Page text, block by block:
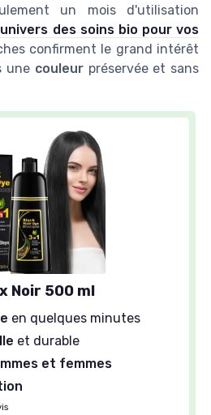
un mois d'utilisation
des soins bio pour vos
confirment le grand intérêt
une couleurpréservée et sans
Noir 500 ml
en quelques minutes
et durable
et femmes